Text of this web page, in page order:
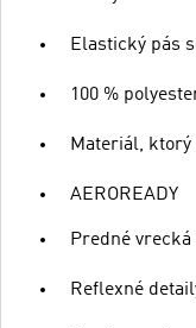
Elastický pás
100 %
Materiál, ktorý
AEROREADY
Predné
Reflexné